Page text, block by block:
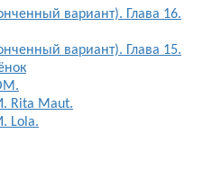
вариант). Глава 16.
вариант). Глава 15.
Maut.
Lola.